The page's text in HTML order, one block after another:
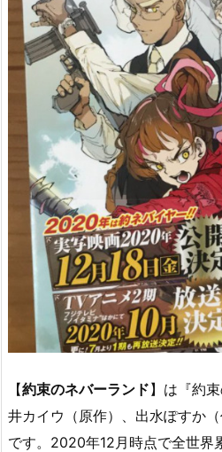
【約束のネバーランド】は『約
井カイウ（原作）、出水ぽすか
です。2020年12月時点で全世界